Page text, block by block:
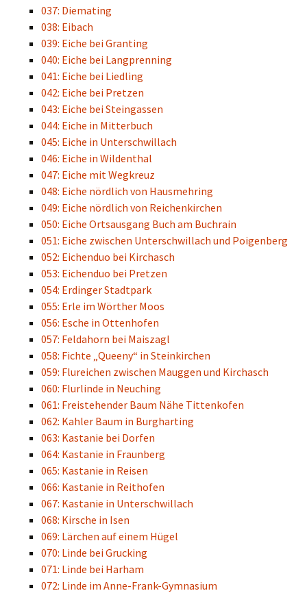
037: Diemating
038: Eibach
039: Eiche bei Granting
040: Eiche bei Langprenning
041: Eiche bei Liedling
042: Eiche bei Pretzen
043: Eiche bei Steingassen
044: Eiche in Mitterbuch
045: Eiche in Unterschwillach
046: Eiche in Wildenthal
047: Eiche mit Wegkreuz
048: Eiche nördlich von Hausmehring
049: Eiche nördlich von Reichenkirchen
050: Eiche Ortsausgang Buch am Buchrain
051: Eiche zwischen Unterschwillach und Poigenberg
052: Eichenduo bei Kirchasch
053: Eichenduo bei Pretzen
054: Erdinger Stadtpark
055: Erle im Wörther Moos
056: Esche in Ottenhofen
057: Feldahorn bei Maiszagl
058: Fichte „Queeny“ in Steinkirchen
059: Flureichen zwischen Mauggen und Kirchasch
060: Flurlinde in Neuching
061: Freistehender Baum Nähe Tittenkofen
062: Kahler Baum in Burgharting
063: Kastanie bei Dorfen
064: Kastanie in Fraunberg
065: Kastanie in Reisen
066: Kastanie in Reithofen
067: Kastanie in Unterschwillach
068: Kirsche in Isen
069: Lärchen auf einem Hügel
070: Linde bei Grucking
071: Linde bei Harham
072: Linde im Anne-Frank-Gymnasium